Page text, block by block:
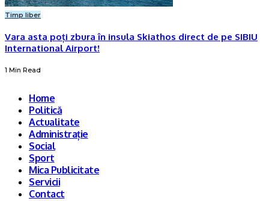
Timp liber
Vara asta poți zbura în insula Skiathos direct de pe SIBIU
International Airport!
1 Min Read
Home
Politică
Actualitate
Administrație
Social
Sport
Mica Publicitate
Servicii
Contact